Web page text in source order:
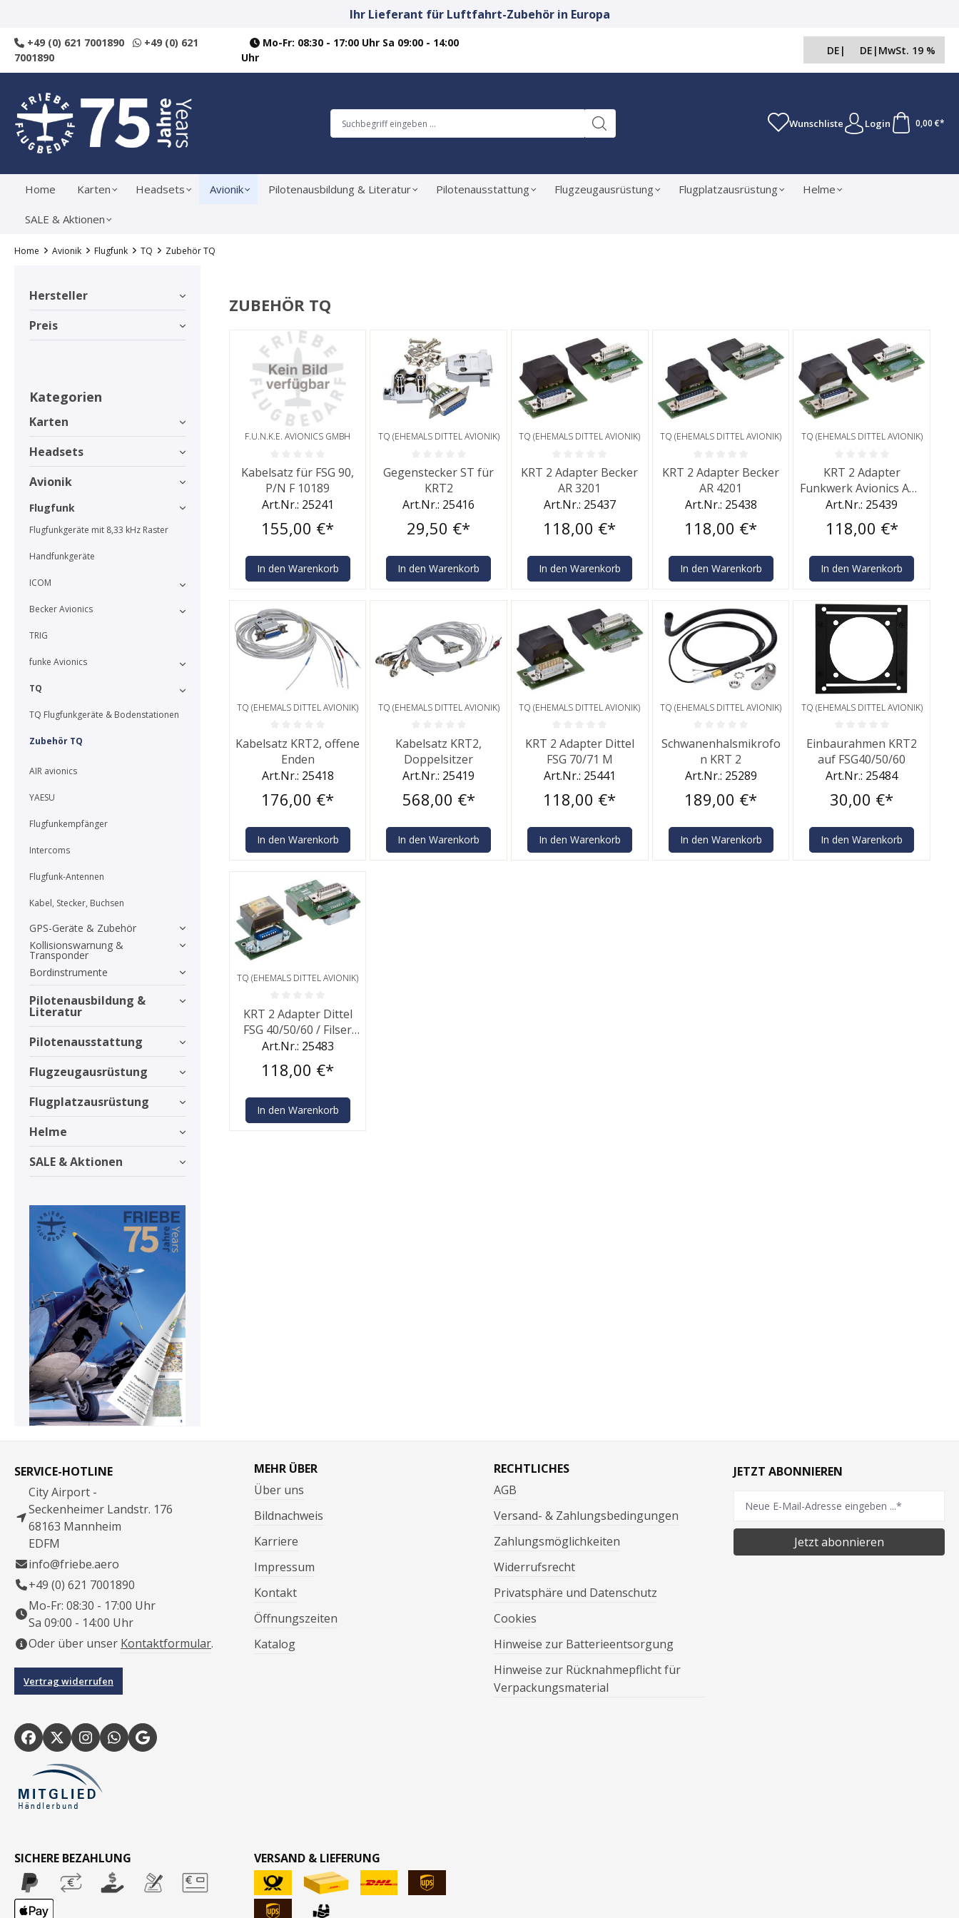
Ihr Lieferant für Luftfahrt-Zubehör in Europa
+49 (0) 621 7001890
+49 (0) 621
7001890
Mo-Fr: 08:30 - 17:00 Uhr Sa 09:00 - 14:00
Uhr
DE | DE | MwSt. 19 %
Wunschliste Login 0,00 €*
Home Karten Headsets Avionik Pilotenausbildung & Literatur Pilotenausstattung Flugzeugausrüstung Flugplatzausrüstung Helme
SALE & Aktionen
Home Avionik Flugfunk TQ Zubehör TQ
Hersteller
Preis
Kategorien
Karten
Headsets
Avionik
Flugfunk
Flugfunkgeräte mit 8,33 kHz Raster
Handfunkgeräte
ICOM
Becker Avionics
TRIG
funke Avionics
TQ
TQ Flugfunkgeräte & Bodenstationen
Zubehör TQ
AIR avionics
YAESU
Flugfunkempfänger
Intercoms
Flugfunk-Antennen
Kabel, Stecker, Buchsen
GPS-Geräte & Zubehör
Kollisionswarnung &
Transponder
Bordinstrumente
Pilotenausbildung &
Literatur
Pilotenausstattung
Flugzeugausrüstung
Flugplatzausrüstung
Helme
SALE & Aktionen
ZUBEHÖR TQ
F.U.N.K.E. AVIONICS GMBH
Durchschnittliche Bewertung von 0 von 5 Sternen
Kabelsatz für FSG 90,
P/N F 10189
Art.Nr.: 25241
155,00 €*
In den Warenkorb
TQ (EHEMALS DITTEL AVIONIK)
Durchschnittliche Bewertung von 0 von 5 Sternen
Gegenstecker ST für
KRT2
Art.Nr.: 25416
29,50 €*
In den Warenkorb
TQ (EHEMALS DITTEL AVIONIK)
Durchschnittliche Bewertung von 0 von 5 Sternen
KRT 2 Adapter Becker
AR 3201
Art.Nr.: 25437
118,00 €*
In den Warenkorb
TQ (EHEMALS DITTEL AVIONIK)
Durchschnittliche Bewertung von 0 von 5 Sternen
KRT 2 Adapter Becker
AR 4201
Art.Nr.: 25438
118,00 €*
In den Warenkorb
TQ (EHEMALS DITTEL AVIONIK)
Durchschnittliche Bewertung
KRT 2 Adapter
Funkwerk Avionics ATR
500/600
Art.Nr.: 25439
118,00 €*
In den Warenkorb
TQ (EHEMALS DITTEL AVIONIK)
Durchschnittliche Bewertung von 0 von 5 Sternen
Kabelsatz KRT2, offene
Enden
Art.Nr.: 25418
176,00 €*
In den Warenkorb
TQ (EHEMALS DITTEL AVIONIK)
Durchschnittliche Bewertung von 0 von 5 Sternen
Kabelsatz KRT2,
Doppelsitzer
Art.Nr.: 25419
568,00 €*
In den Warenkorb
TQ (EHEMALS DITTEL AVIONIK)
Durchschnittliche Bewertung von 0 von 5 Sternen
KRT 2 Adapter Dittel
FSG 70/71 M
Art.Nr.: 25441
118,00 €*
In den Warenkorb
TQ (EHEMALS DITTEL AVIONIK)
Durchschnittliche Bewertung von 0 von 5 Sternen
Schwanenhalsmikrofo
n KRT 2
Art.Nr.: 25289
189,00 €*
In den Warenkorb
TQ (EHEMALS DITTEL AVIONIK)
Durchschnittliche Bewertung
Einbaurahmen KRT2
auf FSG40/50/60
Art.Nr.: 25484
30,00 €*
In den Warenkorb
TQ (EHEMALS DITTEL AVIONIK)
Durchschnittliche Bewertung von 0 von 5 Sternen
KRT 2 Adapter Dittel
FSG 40/50/60 / Filser
ATR 720
Art.Nr.: 25483
118,00 €*
In den Warenkorb
SERVICE-HOTLINE
City Airport -
Seckenheimer Landstr. 176
68163 Mannheim
EDFM
info@friebe.aero
+49 (0) 621 7001890
Mo-Fr: 08:30 - 17:00 Uhr
Sa 09:00 - 14:00 Uhr
Oder über unser Kontaktformular.
Vertrag widerrufen
MEHR ÜBER
Über uns
Bildnachweis
Karriere
Impressum
Kontakt
Öffnungszeiten
Katalog
RECHTLICHES
AGB
Versand- & Zahlungsbedingungen
Zahlungsmöglichkeiten
Widerrufsrecht
Privatsphäre und Datenschutz
Cookies
Hinweise zur Batterieentsorgung
Hinweise zur Rücknahmepflicht für
Verpackungsmaterial
JETZT ABONNIEREN
Jetzt abonnieren
SICHERE BEZAHLUNG VERSAND & LIEFERUNG